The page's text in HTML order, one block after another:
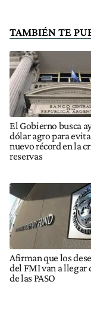
TAMBIÉN TE
El Gobierno busca
dólar agro para
nuevo récord en la
reservas
Afirman que los
del FMI van a llegar
de las PASO